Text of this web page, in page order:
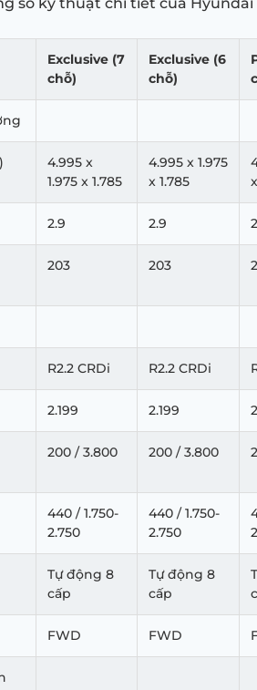
Exclusive (7
chỗ)
Exclusive (6
chỗ)
4.995 x
1.975 x 1.785
4.995 x 1.975
x 1.785
2.9 2.9
203 203
R2.2 CRDi R2.2 CRDi
2.199 2.199
200 / 3.800 200 / 3.800
440 / 1.750-
2.750
440 / 1.750-
2.750
Tự động 8
cấp
Tự động 8
cấp
FWD FWD